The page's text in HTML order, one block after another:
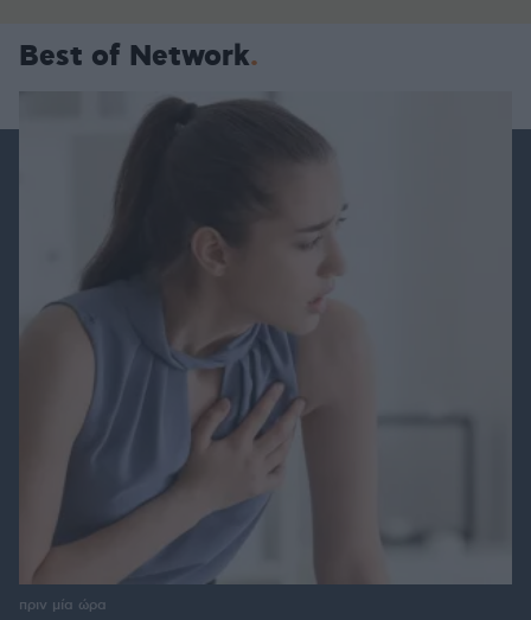
Best of Network
πριν μία ώρα